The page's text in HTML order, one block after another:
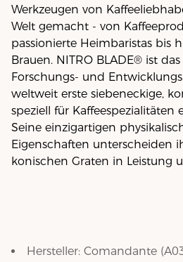
Werkzeugen von
Welt gemacht - von
passionierte Heimbaristas bis
Brauen. NITRO BLADE® ist
Forschungs- und
weltweit erste siebeneckige,
speziell für Kaffeespezialitäten
Seine einzigartigen
Eigenschaften unterscheiden
konischen Graten in Leistung
Hersteller: Comandante (